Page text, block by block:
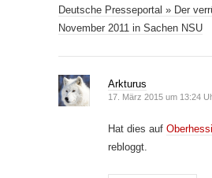
Deutsche Presseportal » Der
November 2011 in Sachen NSU
Arkturus
17. März 2015 um 13:24
Hat dies auf
rebloggt.